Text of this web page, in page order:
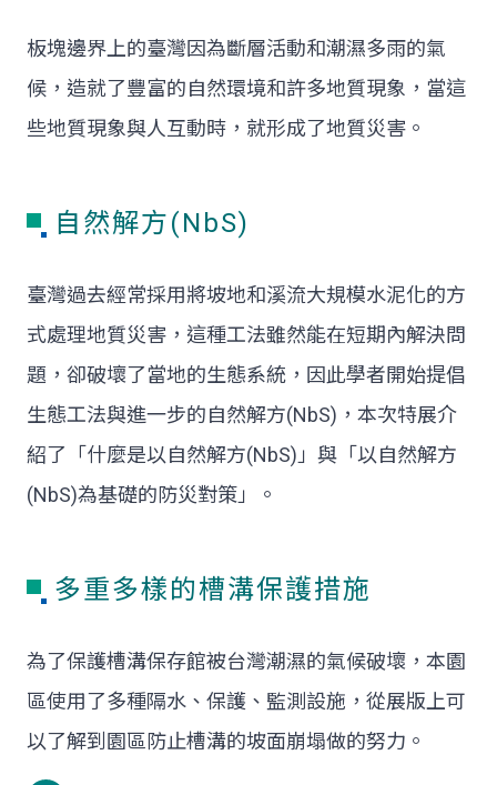
板塊邊界上的臺灣因為斷層活動和潮濕多雨的氣
候，造就了豐富的自然環境和許多地質現象，當這
些地質現象與人互動時，就形成了地質災害。
自然解方(NbS)
臺灣過去經常採用將坡地和溪流大規模水泥化的方
式處理地質災害，這種工法雖然能在短期內解決問
題，卻破壞了當地的生態系統，因此學者開始提倡
生態工法與進一步的自然解方(NbS)，本次特展介
紹了「什麼是以自然解方(NbS)」與「以自然解方
(NbS)為基礎的防災對策」。
多重多樣的槽溝保護措施
為了保護槽溝保存館被台灣潮濕的氣候破壞，本園
區使用了多種隔水、保護、監測設施，從展版上可
以了解到園區防止槽溝的坡面崩塌做的努力。